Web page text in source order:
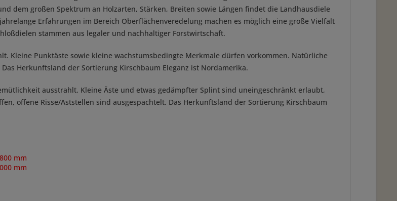
dem großen Spektrum an Holzarten, Stärken, Breiten sowie Längen findet die Landhausdiele
Erfahrungen im Bereich Oberflächenveredelung machen es möglich eine große Vielfalt
stammen aus legaler und nachhaltiger Forstwirtschaft.
Kleine Punktäste sowie kleine wachstumsbedingte Merkmale dürfen vorkommen. Natürliche
Herkunftsland der Sortierung Kirschbaum Eleganz ist Nordamerika.
ausstrahlt. Kleine Äste und etwas gedämpfter Splint sind uneingeschränkt erlaubt,
offene Risse/Aststellen sind ausgespachtelt. Das Herkunftsland der Sortierung Kirschbaum
mm
mm